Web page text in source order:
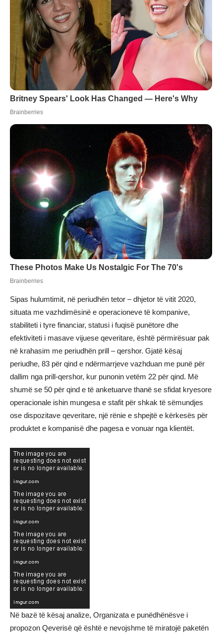
Sipas hulumtimit, në periudhën tetor – dhjetor të vitit 2020,
situata me vazhdimësinë e operacioneve të kompanive,
stabiliteti i tyre financiar, statusi i fuqisë punëtore dhe
efektiviteti i masave vijuese qeveritare, është përmirësuar pak
në krahasim me periudhën prill – qershor. Gjatë kësaj
periudhe, 83 për qind e ndërmarrjeve vazhduan me punë për
dallim nga prill-qershor, kur punonin vetëm 22 për qind. Më
shumë se 50 për qind e të anketuarve thanë se sfidat kryesore
operacionale ishin mungesa e stafit për shkak të sëmundjes
ose dispozitave qeveritare, një rënie e shpejtë e kërkesës për
produktet e kompanisë dhe pagesa e vonuar nga klientët.
Në bazë të kësaj analize, Organizata e punëdhënësve i
propozon Qeverisë që është e nevojshme të miratojë paketën